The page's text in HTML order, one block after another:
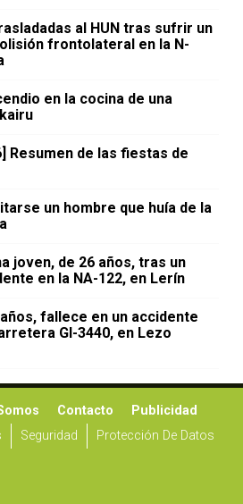
al HUN tras sufrir un
frontolateral en la N-
en la cocina de una
Resumen de las fiestas de
un hombre que huía de la
joven, de 26 años, tras un
en la NA-122, en Lerín
fallece en un accidente
GI-3440, en Lezo
Contacto
Publicidad
Seguridad Protección De Datos